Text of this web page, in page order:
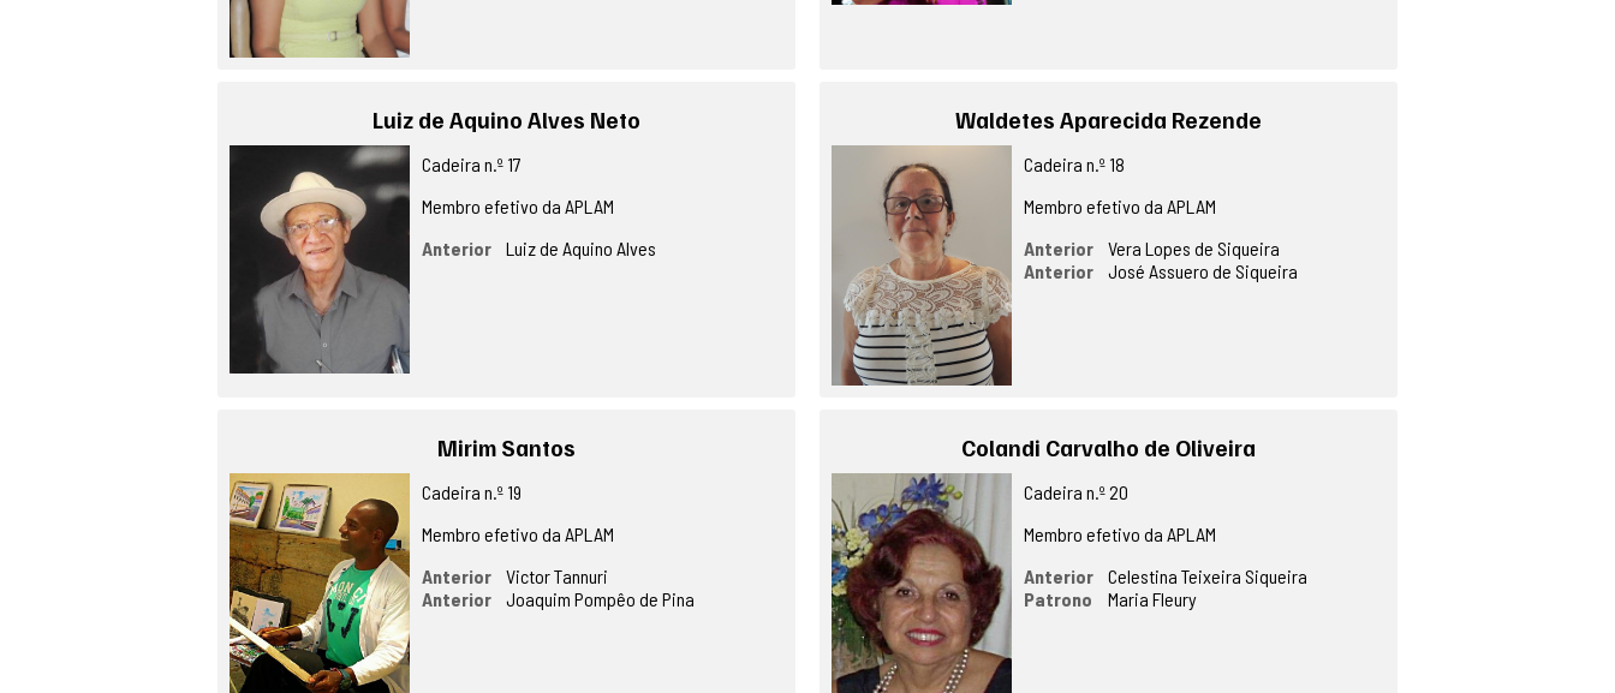
Luiz de Aquino Alves Neto
Cadeira n.º 17
Membro efetivo da APLAM
Anterior
Luiz de Aquino Alves
Waldetes Aparecida Rezende
Cadeira n.º 18
Membro efetivo da APLAM
Anterior
Vera Lopes de Siqueira
Anterior
José Assuero de Siqueira
Mirim Santos
Cadeira n.º 19
Membro efetivo da APLAM
Anterior
Victor Tannuri
Anterior
Joaquim Pompêo de Pina
Colandi Carvalho de Oliveira
Cadeira n.º 20
Membro efetivo da APLAM
Anterior
Celestina Teixeira Siqueira
Patrono
Maria Fleury